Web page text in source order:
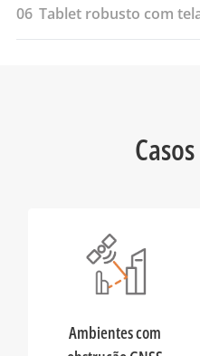
06 Tablet robusto com
Ambientes com